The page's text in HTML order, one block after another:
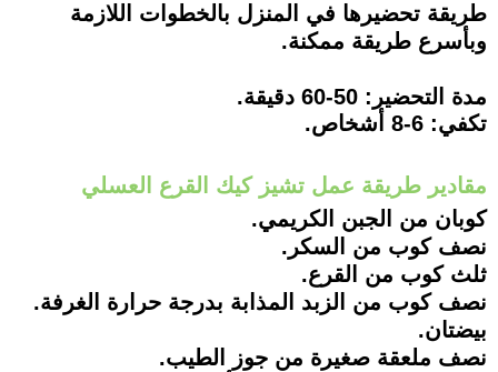
طريقة تحضيرها في المنزل بالخطوات اللازمة
وبأسرع طريقة ممكنة.
مدة التحضير: 50-60 دقيقة.
تكفي: 6-8 أشخاص.
مقادير طريقة عمل تشيز كيك القرع العسلي
كوبان من الجبن الكريمي.
نصف كوب من السكر.
ثلث كوب من القرع.
نصف كوب من الزبد المذابة بدرجة حرارة الغرفة.
بيضتان.
نصف ملعقة صغيرة من جوز الطيب.